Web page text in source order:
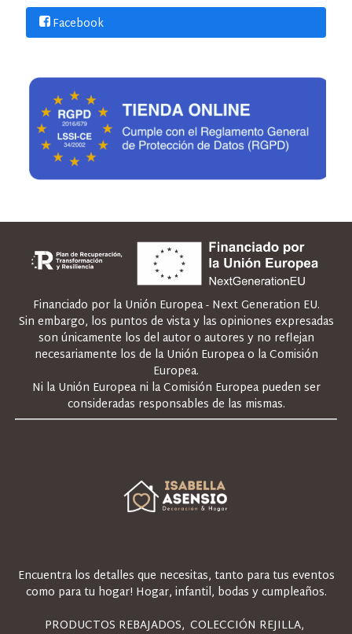
Facebook
Financiado por la Unión Europea - Next Generation EU.
Sin embargo, los puntos de vista y las opiniones expresadas
son únicamente los del autor o autores y no reflejan
necesariamente los de la Unión Europea o la Comisión
Europea.
Ni la Unión Europea ni la Comisión Europea pueden ser
consideradas responsables de las mismas.
Encuentra los detalles que necesitas, tanto para tus eventos
como para tu hogar! Hogar, infantil, bodas y cumpleaños.
PRODUCTOS REBAJADOS COLECCIÓN REJILLA